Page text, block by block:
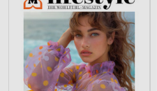
Performance
Funktional
Werbung